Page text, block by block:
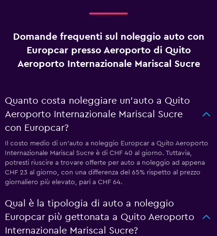
Domande frequenti sul noleggio auto con
Europcar presso Aeroporto di Quito
Aeroporto Internazionale Mariscal Sucre
Quanto costa noleggiare un'auto a Quito
Aeroporto Internazionale Mariscal Sucre
con Europcar?
Il costo medio di un'auto a noleggio Europcar a Quito Aeroporto
Internazionale Mariscal Sucre è di CHF 40 al giorno. Tuttavia,
potresti riuscire a trovare offerte per auto a noleggio ad appena
CHF 23 al giorno, con una differenza del 65% rispetto al prezzo
giornaliero più elevato, pari a CHF 64.
Qual è la tipologia di auto a noleggio
Europcar più gettonata a Quito Aeroporto
Internazionale Mariscal Sucre?